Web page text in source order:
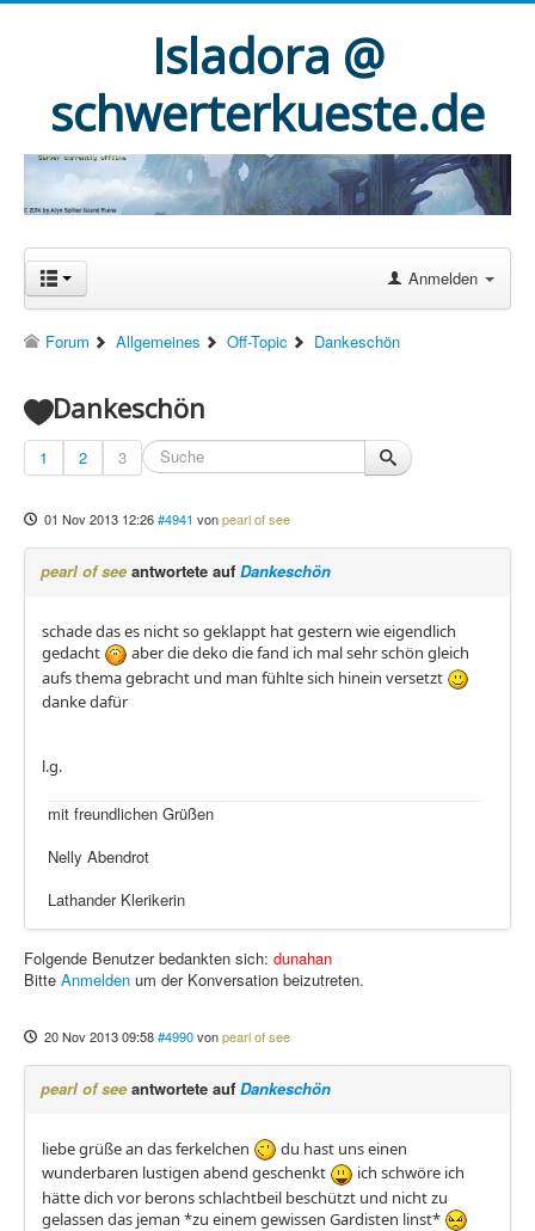
Isladora @
schwerterkueste.de
Anmelden
Forum Allgemeines Off-Topic Dankeschön
Dankeschön
1 2 3
01 Nov 2013 12:26#4941 vonpearl of see
pearl of see antwortete auf Dankeschön
schade das es nicht so geklappt hat gestern wie eigendlich
gedacht
aber die deko die fand ich mal sehr schön gleich
aufs thema gebracht und man fühlte sich hinein versetzt
danke dafür
l.g.
mit freundlichen Grüßen
Nelly Abendrot
Lathander Klerikerin
Folgende Benutzer bedankten sich: dunahan
Bitte Anmelden um der Konversation beizutreten.
20 Nov 2013 09:58#4990vonpearl of see
pearl of see antwortete auf Dankeschön
liebe grüße an das ferkelchen
du hast uns einen
wunderbaren lustigen abend geschenkt
ich schwöre ich
hätte dich vor berons schlachtbeil beschützt und nicht zu
gelassen das jeman *zu einem gewissen Gardisten linst*